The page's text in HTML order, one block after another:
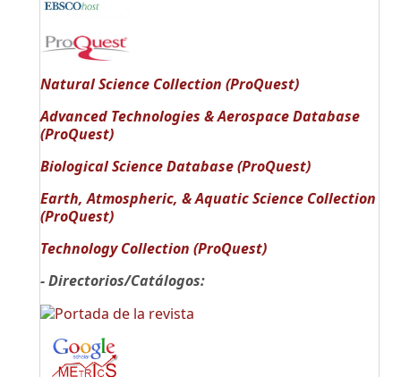
Natural Science Collection (ProQuest)
Advanced Technologies & Aerospace Database
(ProQuest)
Biological Science Database (ProQuest)
Earth, Atmospheric, & Aquatic Science Collection
(ProQuest)
Technology Collection (ProQuest)
- Directorios/Catálogos: